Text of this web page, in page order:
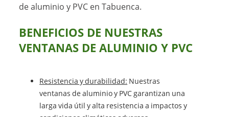
de aluminio y PVC en Tabuenca.
BENEFICIOS DE NUESTRAS
VENTANAS DE ALUMINIO Y PVC
Resistencia y durabilidad: Nuestras
ventanas de aluminio y PVC garantizan una
larga vida útil y alta resistencia a impactos y